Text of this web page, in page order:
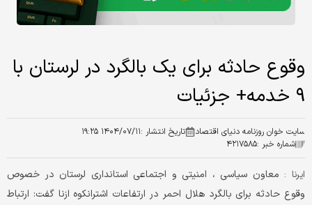
وقوع حادثه برای یک بالگرد در لرستان با
۹ خدمه+ جزئیات
سایت خوان روزنامه دنیای اقتصاد تاریخ انتشار :۱۴۰۴/۰۷/۱۱ ۱۹:۲۵
شماره خبر :۴۲۱۷۵۸۵
ایرنا : معاون سیاسی ، امنیتی و اجتماعی استانداری لرستان در خصوص
وقوع حادثه برای بالگرد هلال احمر در ارتفاعات اشترانکوه ازنا گفت: ارتباط